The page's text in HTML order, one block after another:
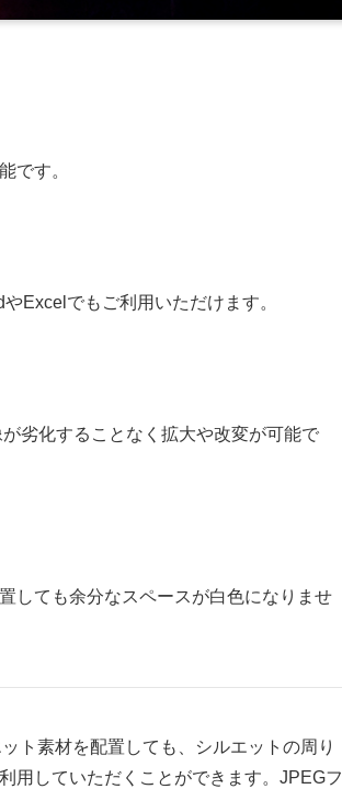
です。
Excelでもご利用いただけます。
劣化することなく拡大や改変が可能で
しても余分なスペースが白色になりませ
ト素材を配置しても、シルエットの周り
用していただくことができます。JPEGフ